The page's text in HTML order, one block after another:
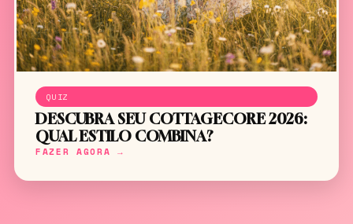
QUIZ
DESCUBRA SEU COTTAGECORE 2026:
QUAL ESTILO COMBINA?
FAZER AGORA →